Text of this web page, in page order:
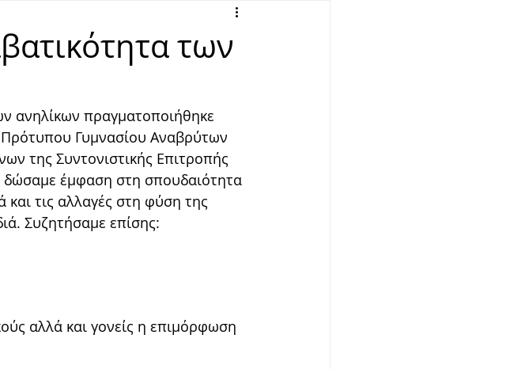
των
ανηλίκων πραγματοποιήθηκε
Γυμνασίου Αναβρύτων
της Συντονιστικής Επιτροπής
δώσαμε έμφαση στη σπουδαιότητα
και τις αλλαγές στη φύση της
Συζητήσαμε επίσης:
αλλά και γονείς η επιμόρφωση